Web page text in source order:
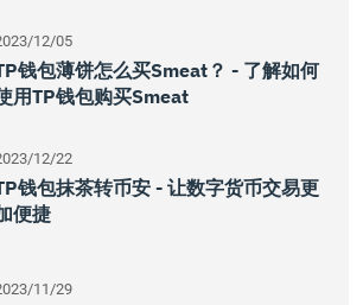
12/05
钱包薄饼怎么买Smeat？ - 了解如何
用TP钱包购买Smeat
12/22
钱包抹茶转币安 - 让数字货币交易更
便捷
11/29